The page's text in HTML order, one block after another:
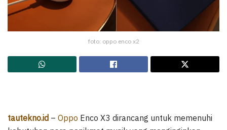
foto: oppo enco x2
tautekno.id – Oppo Enco X3 dirancang untuk memenuhi